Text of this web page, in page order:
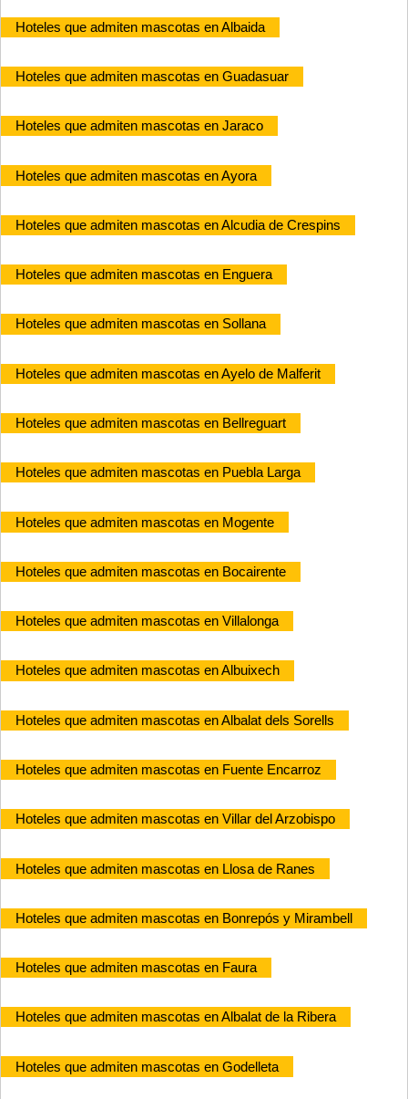
Hoteles que admiten mascotas en Albaida
Hoteles que admiten mascotas en Guadasuar
Hoteles que admiten mascotas en Jaraco
Hoteles que admiten mascotas en Ayora
Hoteles que admiten mascotas en Alcudia de Crespins
Hoteles que admiten mascotas en Enguera
Hoteles que admiten mascotas en Sollana
Hoteles que admiten mascotas en Ayelo de Malferit
Hoteles que admiten mascotas en Bellreguart
Hoteles que admiten mascotas en Puebla Larga
Hoteles que admiten mascotas en Mogente
Hoteles que admiten mascotas en Bocairente
Hoteles que admiten mascotas en Villalonga
Hoteles que admiten mascotas en Albuixech
Hoteles que admiten mascotas en Albalat dels Sorells
Hoteles que admiten mascotas en Fuente Encarroz
Hoteles que admiten mascotas en Villar del Arzobispo
Hoteles que admiten mascotas en Llosa de Ranes
Hoteles que admiten mascotas en Bonrepós y Mirambell
Hoteles que admiten mascotas en Faura
Hoteles que admiten mascotas en Albalat de la Ribera
Hoteles que admiten mascotas en Godelleta